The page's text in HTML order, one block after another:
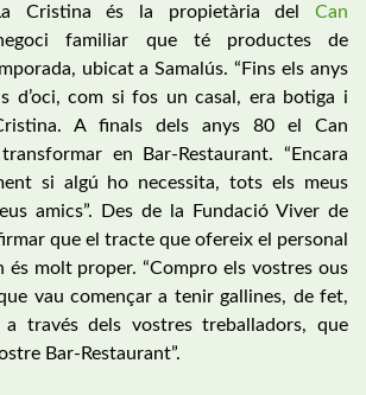
Cristina és la propietària del Can
familiar que té productes de
ubicat a Samalús. “Fins els anys
d’oci, com si fos un casal, era botiga i
A finals dels anys 80 el Can
en Bar-Restaurant. “Encara
si algú ho necessita, tots els meus
amics”. Des de la Fundació Viver de
que el tracte que ofereix el personal
és molt proper. “Compro els vostres ous
vau començar a tenir gallines, de fet,
través dels vostres treballadors, que
Bar-Restaurant”.